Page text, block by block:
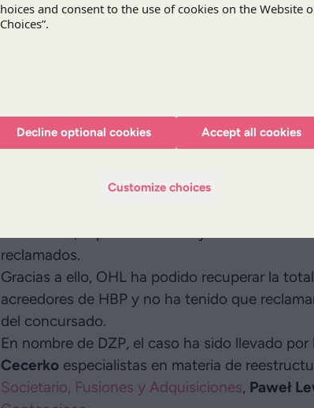
OHL y HBP fueron partes de un contrato de
liquidaciones del contrato de obras de
y HBP, entre otros. El Poder Adjudicador
Una vez declarado el concurso de
escrow de la parte de los fondos
denegó el pago de los fondos, por lo que
por la vía del procedimiento de exclusión de
una sentencia favorable del Tribunal Supremo (
bancaria del concursado se pueden excluir
Finalmente, el proceso concluyó con el éxito
reclamados.
Gracias a ello, OHL ha podido recuperar la
acreedores de HBP y no ha tenido que
del concursado.
En nombre de DZP, el caso ha sido llevado por
Cecerko especialistas en materia de
Societario, Fusiones y Adquisiciones, Paweł
Decline optional cookies Accept all cookies
Customize choices